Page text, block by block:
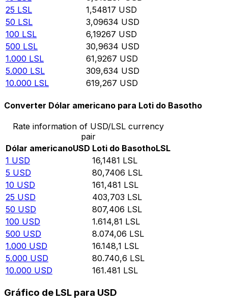
25 LSL 1,54817 USD
50 LSL 3,09634 USD
100 LSL 6,19267 USD
500 LSL 30,9634 USD
1.000 LSL 61,9267 USD
5.000 LSL 309,634 USD
10.000 LSL 619,267 USD
Converter Dólar americano para Loti do Basotho
Rate information of USD/LSL currency
pair
Dólar americanoUSD Loti do BasothoLSL
1 USD 16,1481 LSL
5 USD 80,7406 LSL
10 USD 161,481 LSL
25 USD 403,703 LSL
50 USD 807,406 LSL
100 USD 1.614,81 LSL
500 USD 8.074,06 LSL
1.000 USD 16.148,1 LSL
5.000 USD 80.740,6 LSL
10.000 USD 161.481 LSL
Gráfico de LSL para USD